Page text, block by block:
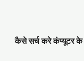
कैसे सर्च करे कंप्यूटर